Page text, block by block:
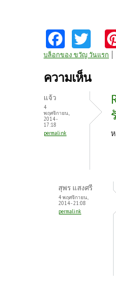
Fa
ce
b
o
k
w
itt
บล็อกของ ขวัญ วันแรก
ความเห็น
แจ้ว
4
พฤศจิกายน,
2014 -
17:18
permalink
สุพร แสงศรี
4 พฤศจิกายน,
2014 - 21:08
permalink